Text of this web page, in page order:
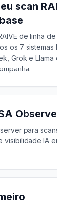
scan
de linha
os 7 sistemas
Grok e Llama
para
visibilidade IA